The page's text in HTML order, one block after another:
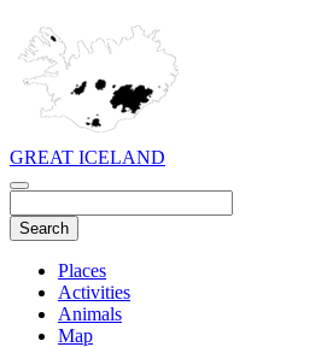
GREAT ICELAND
Places
Activities
Animals
Map